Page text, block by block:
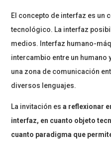
El concepto de interfaz es un
tecnológico. La interfaz
medios. Interfaz humano-
intercambio entre un humano
una zona de comunicación
diversos lenguajes.
La invitación esa reflexionar
interfaz, en cuanto objeto
cuanto paradigma que